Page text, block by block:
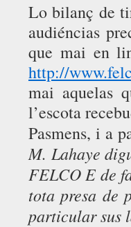
Lo bilanç de
audiéncias
que mai en
http://
mai aquelas
l’escota
Pasmens, i a
M. Lahaye
FELCO E de
tota presa de
particular sus